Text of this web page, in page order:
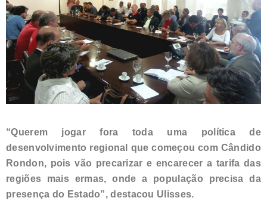
“Querem jogar fora toda uma política de
desenvolvimento regional que começou com Cândido
Rondon, pois vão precarizar e encarecer a tarifa das
regiões mais ermas, onde a população precisa da
presença do Estado”, destacou Ulisses.